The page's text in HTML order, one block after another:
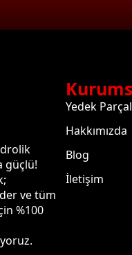
güçlü!
ve tüm
%100
Yedek
Hakkımızda
Blog
İletişim